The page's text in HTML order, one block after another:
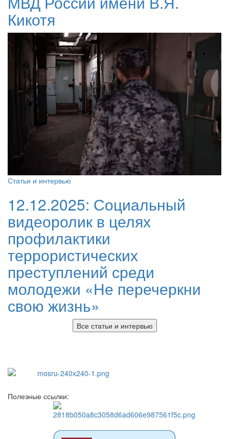
Кикотя
Статьи и интервью
12.12.2025: Социальный
видеоролик в целях
профилактики
террористических
преступлений среди
молодежи «Не перечеркни
свою жизнь»
Все статьи и интервью
Полезные ссылки: